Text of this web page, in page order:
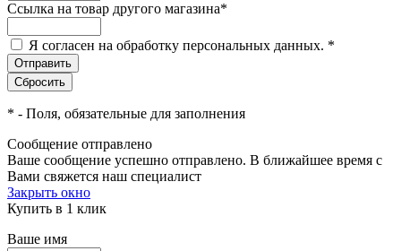
Ссылка на товар другого магазина*
Я согласен на обработку персональных данных. *
* - Поля, обязательные для заполнения
Сообщение отправлено
Ваше сообщение успешно отправлено. В ближайшее время с
Вами свяжется наш специалист
Закрыть окно
Купить в 1 клик
Ваше имя